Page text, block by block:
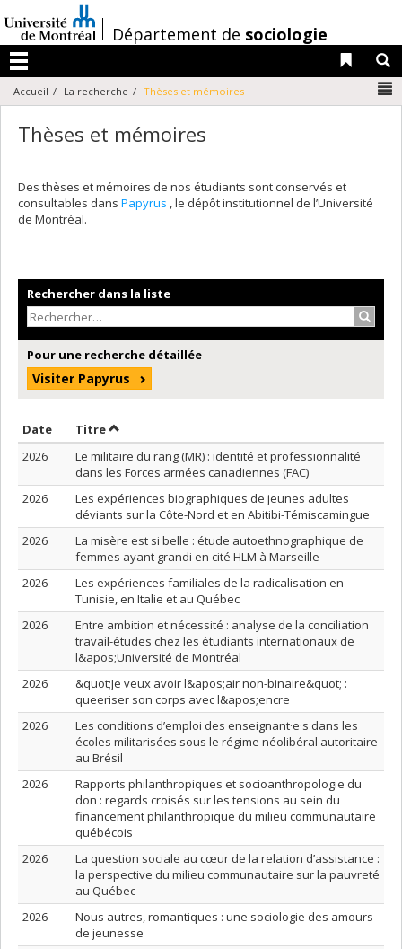
au
contenu
/Département de sociologie
Menu
Liens
Accueil La recherche Thèses et mémoires
Thèses et mémoires
Des thèses et mémoires de nos étudiants sont conservés et
consultables dans Papyrus , le dépôt institutionnel de l’Université
de Montréal.
Rechercher dans la liste
Pour une recherche détaillée
Visiter Papyrus
Date Trier par date en ordre croissant
TitreTrier par titre en ordre croissant
2026
Le militaire du rang (MR) : identité et professionnalité
dans les Forces armées canadiennes (FAC)
2026
Les expériences biographiques de jeunes adultes
déviants sur la Côte-Nord et en Abitibi-Témiscamingue
2026
La misère est si belle : étude autoethnographique de
femmes ayant grandi en cité HLM à Marseille
2026
Les expériences familiales de la radicalisation en
Tunisie, en Italie et au Québec
2026
Entre ambition et nécessité : analyse de la conciliation
travail-études chez les étudiants internationaux de
l&apos;Université de Montréal
2026
&quot;Je veux avoir l&apos;air non-binaire&quot; :
queeriser son corps avec l&apos;encre
2026
Les conditions d’emploi des enseignant·e·s dans les
écoles militarisées sous le régime néolibéral autoritaire
au Brésil
2026
Rapports philanthropiques et socioanthropologie du
don : regards croisés sur les tensions au sein du
financement philanthropique du milieu communautaire
québécois
2026
La question sociale au cœur de la relation d’assistance :
la perspective du milieu communautaire sur la pauvreté
au Québec
2026
Nous autres, romantiques : une sociologie des amours
de jeunesse